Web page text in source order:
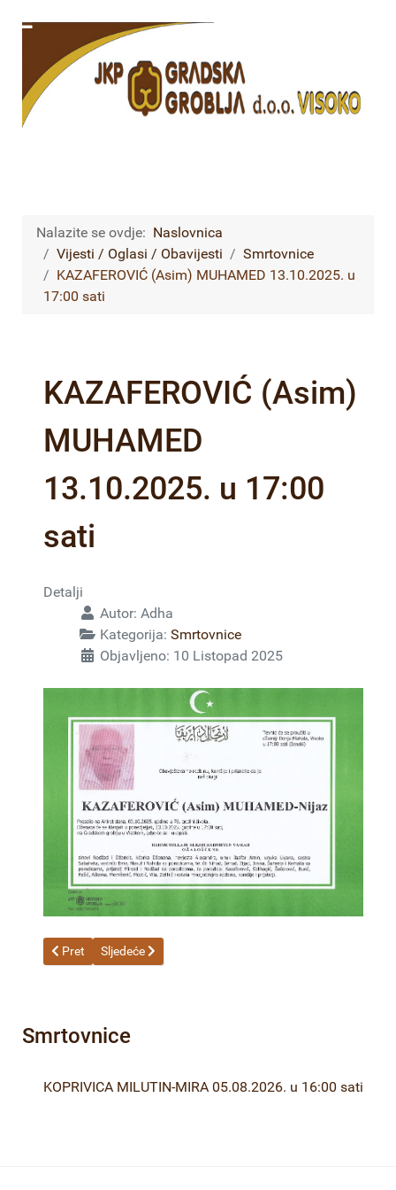
Nalazite se ovdje: Naslovnica
Vijesti / Oglasi / Obavijesti
Smrtovnice
KAZAFEROVIĆ (Asim) MUHAMED 13.10.2025. u
17:00 sati
KAZAFEROVIĆ (Asim)
MUHAMED
13.10.2025. u 17:00
sati
Detalji
Autor: Adha
Kategorija: Smrtovnice
Objavljeno: 10 Listopad 2025
Prethodni članak: HAJRO (Mustafa) hadži EMSA 13.10.2025.
Pret Sljedeći članak: PEKSIN (Murat) EJUB 07.10.2025. u
Sljedeće
Smrtovnice
KOPRIVICA MILUTIN-MIRA 05.08.2026. u 16:00 sati